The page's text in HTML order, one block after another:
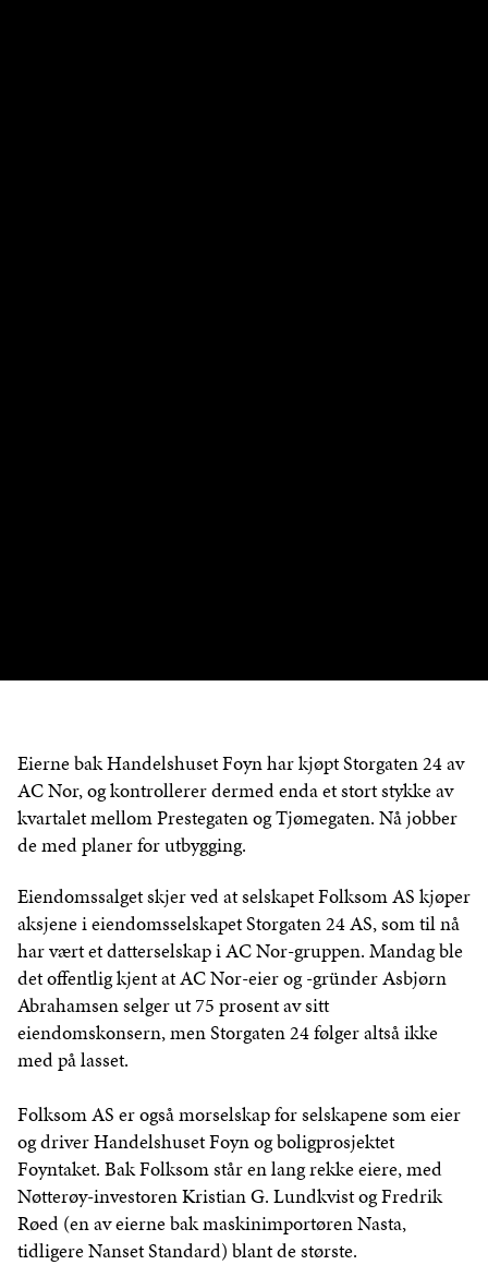
Eierne bak Handelshuset Foyn har kjøpt Storgaten 24 av
AC Nor, og kontrollerer dermed enda et stort stykke av
kvartalet mellom Prestegaten og Tjømegaten. Nå jobber
de med planer for utbygging.
Eiendomssalget skjer ved at selskapet Folksom AS kjøper
aksjene i eiendomsselskapet Storgaten 24 AS, som til nå
har vært et datterselskap i AC Nor-gruppen. Mandag ble
det offentlig kjent at AC Nor-eier og -gründer Asbjørn
Abrahamsen selger ut 75 prosent av sitt
eiendomskonsern, men Storgaten 24 følger altså ikke
med på lasset.
Folksom AS er også morselskap for selskapene som eier
og driver Handelshuset Foyn og boligprosjektet
Foyntaket. Bak Folksom står en lang rekke eiere, med
Nøtterøy-investoren Kristian G. Lundkvist og Fredrik
Røed (en av eierne bak maskinimportøren Nasta,
tidligere Nanset Standard) blant de største.